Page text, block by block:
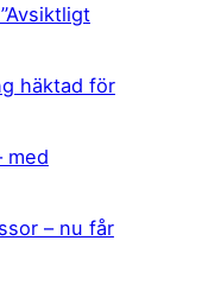
häktad för
med
– nu får